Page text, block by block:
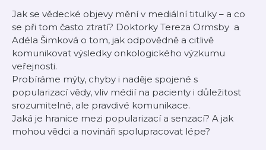
Jak se vědecké objevy mění v mediální titulky – a co
se při tom často ztratí? Doktorky Tereza Ormsby a
Adéla Šimková o tom, jak odpovědně a citlivě
komunikovat výsledky onkologického výzkumu
veřejnosti.
Probíráme mýty, chyby i naděje spojené s
popularizací vědy, vliv médií na pacienty i důležitost
srozumitelné, ale pravdivé komunikace.
Jaká je hranice mezi popularizací a senzací? A jak
mohou vědci a novináři spolupracovat lépe?